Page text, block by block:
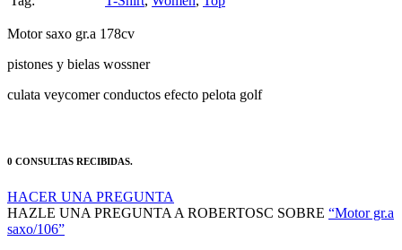
Motor saxo gr.a 178cv
pistones y bielas wossner
culata veycomer conductos efecto pelota golf
HAZLE UNA PREGUNTA A ROBERTOSC SOBRE
saxo/106”
Debes estar logueado para poder realizar la consulta